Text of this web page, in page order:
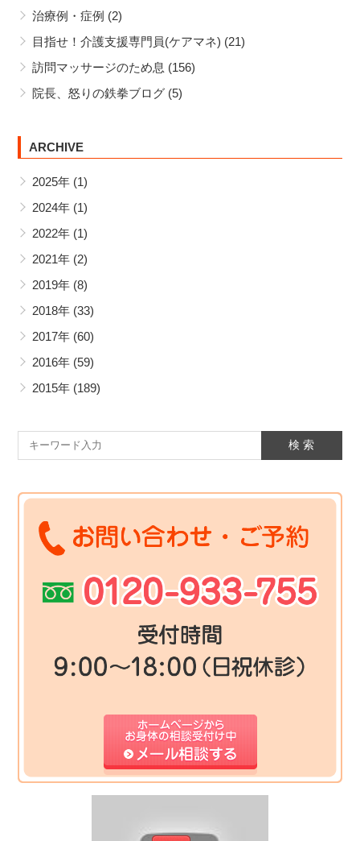
治療例・症例 (2)
目指せ！介護支援専門員(ケアマネ) (21)
訪問マッサージのため息 (156)
院長、怒りの鉄拳ブログ (5)
ARCHIVE
2025年 (1)
2024年 (1)
2022年 (1)
2021年 (2)
2019年 (8)
2018年 (33)
2017年 (60)
2016年 (59)
2015年 (189)